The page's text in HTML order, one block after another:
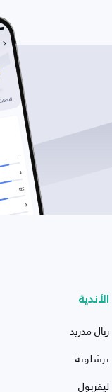
الأندية
ريال مدريد
برشلونة
ليفربول